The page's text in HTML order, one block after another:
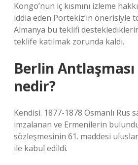
Kongo’nun iç kısmını izleme
iddia eden Portekiz’in önerisiyle
Almanya bu teklifi
teklife katılmak zorunda kaldı.
Berlin
nedir?
Kendisi. 1877-1878 Osmanlı Rus
imzalanan ve Ermenilerin
sözleşmesinin 61. maddesi
ile kabul edildi.